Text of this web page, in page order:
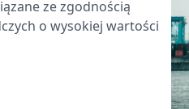
ze zgodnością
o wysokiej wartości